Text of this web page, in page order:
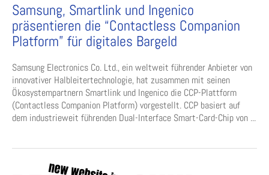
Samsung, Smartlink und Ingenico
präsentieren die “Contactless Companion
Platform” für digitales Bargeld
Samsung Electronics Co. Ltd., ein weltweit führender Anbieter von
innovativer Halbleitertechnologie, hat zusammen mit seinen
Ökosystempartnern Smartlink und Ingenico die CCP-Plattform
(Contactless Companion Platform) vorgestellt. CCP basiert auf
dem industrieweit führenden Dual-Interface Smart-Card-Chip von ...